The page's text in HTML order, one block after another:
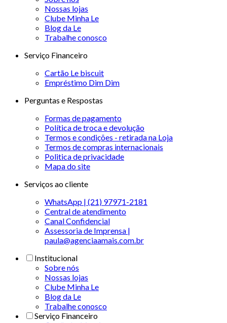
Nossas lojas
Clube Minha Le
Blog da Le
Trabalhe conosco
Serviço Financeiro
Cartão Le biscuit
Empréstimo Dim Dim
Perguntas e Respostas
Formas de pagamento
Política de troca e devolução
Termos e condições - retirada na Loja
Termos de compras internacionais
Politica de privacidade
Mapa do site
Serviços ao cliente
WhatsApp | (21) 97971-2181
Central de atendimento
Canal Confidencial
Assessoria de Imprensa |
paula@agenciaamais.com.br
Institucional
Sobre nós
Nossas lojas
Clube Minha Le
Blog da Le
Trabalhe conosco
Serviço Financeiro